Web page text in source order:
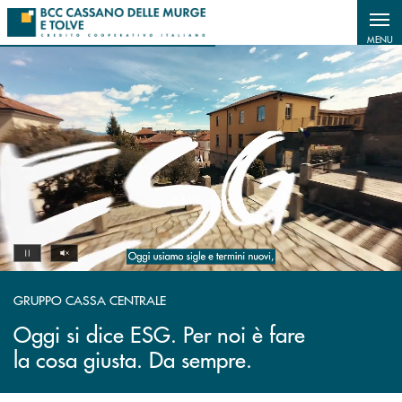
Salta al contenuto principale
MENU
Pause
Volume off
GRUPPO CASSA CENTRALE
Oggi si dice ESG. Per noi è fare
la cosa giusta. Da sempre.